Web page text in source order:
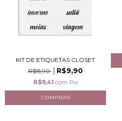
KIT DE ETIQUETAS CLOSET
R$15,90
R$9,90
R$9,41 com Pix